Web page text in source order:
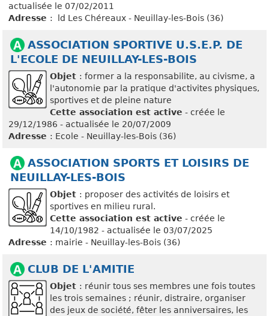
actualisée le 07/02/2011
Adresse : ld Les Chéreaux - Neuillay-les-Bois (36)
ASSOCIATION SPORTIVE U.S.E.P. DE
L'ECOLE DE NEUILLAY-LES-BOIS
Objet : former a la responsabilite, au civisme, a
l'autonomie par la pratique d'activites physiques,
sportives et de pleine nature
Cette association est active - créée le
29/12/1986 - actualisée le 20/07/2009
Adresse : Ecole - Neuillay-les-Bois (36)
ASSOCIATION SPORTS ET LOISIRS DE
NEUILLAY-LES-BOIS
Objet : proposer des activités de loisirs et
sportives en milieu rural.
Cette association est active - créée le
14/10/1982 - actualisée le 03/07/2025
Adresse : mairie - Neuillay-les-Bois (36)
CLUB DE L'AMITIE
Objet : réunir tous ses membres une fois toutes
les trois semaines ; réunir, distraire, organiser
des jeux de société, fêter les anniversaires, les